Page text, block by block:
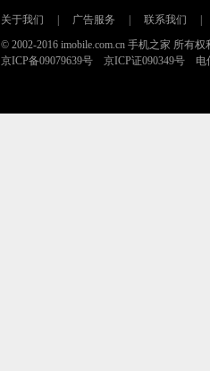
关于我们 广告服务 联系我们
© 2002-2016 imobile.com.cn 手机之家 所有权
京ICP备09079639号 京ICP证090349号 电